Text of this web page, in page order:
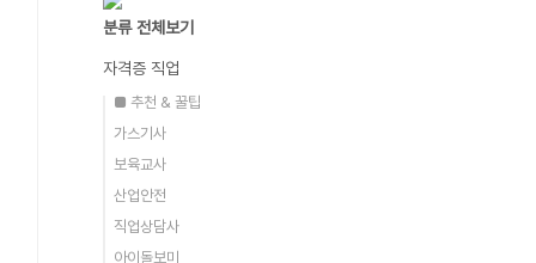
분류 전체보기
자격증 직업
■ 추천 & 꿀팁
가스기사
보육교사
산업안전
직업상담사
아이돌보미